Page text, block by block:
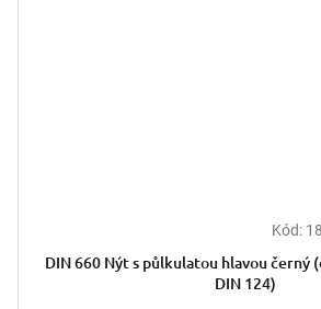
Kód:
DIN 660 Nýt s půlkulatou hlavou černý
DIN 124)